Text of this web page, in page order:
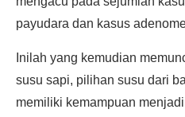
payudara dan kasus
Inilah yang kemudian
susu sapi, pilihan susu dari
memiliki kemampuan